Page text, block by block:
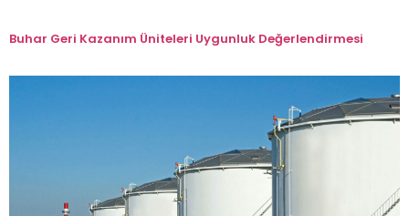
Buhar Geri Kazanım Üniteleri Uygunluk Değerlendirmesi